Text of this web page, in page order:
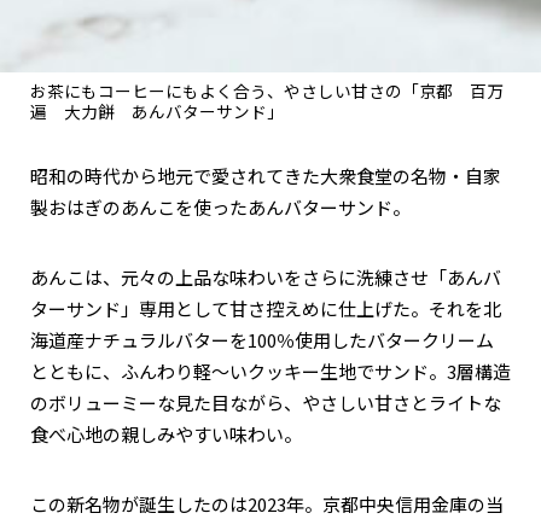
お茶にもコーヒーにもよく合う、やさしい甘さの「京都 百万
遍 大力餅 あんバターサンド」
昭和の時代から地元で愛されてきた大衆食堂の名物・自家
製おはぎのあんこを使ったあんバターサンド。
あんこは、元々の上品な味わいをさらに洗練させ「あんバ
ターサンド」専用として甘さ控えめに仕上げた。それを北
海道産ナチュラルバターを100％使用したバタークリーム
とともに、ふんわり軽～いクッキー生地でサンド。3層構造
のボリューミーな見た目ながら、やさしい甘さとライトな
食べ心地の親しみやすい味わい。
この新名物が誕生したのは2023年。京都中央信用金庫の当